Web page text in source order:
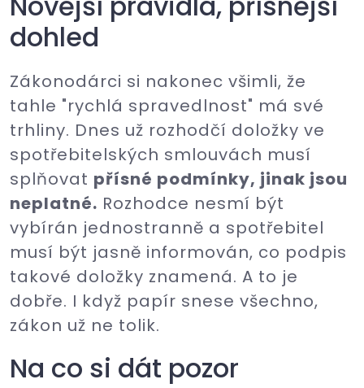
dohled
Zákonodárci si nakonec všimli, že
tahle "rychlá spravedlnost" má své
trhliny. Dnes už rozhodčí doložky ve
spotřebitelských smlouvách musí
splňovat přísné podmínky, jinak jsou
neplatné. Rozhodce nesmí být
vybírán jednostranně a spotřebitel
musí být jasně informován, co podpis
takové doložky znamená. A to je
dobře. I když papír snese všechno,
zákon už ne tolik.
Na co si dát pozor